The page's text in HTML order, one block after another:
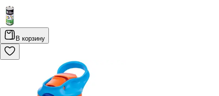
В корзину